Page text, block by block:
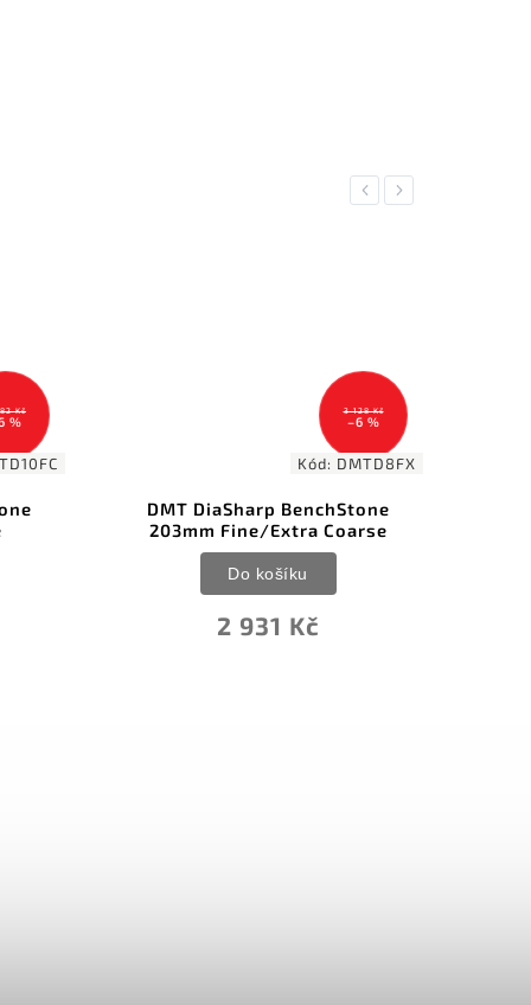
Previous
3 128 Kč
–6 %
Kód:DMTD8FX
Coarse
700 Kč
–20 %
Kód:
Lansky Super jemný leštící
brousek Metallic Blue
558 Kč
Do košíku
Next